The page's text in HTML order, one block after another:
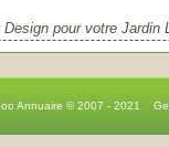
pour votre Jardin
Annuaire © 2007 - 2021